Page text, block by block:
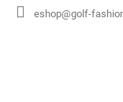
Přejít
eshop@golf-